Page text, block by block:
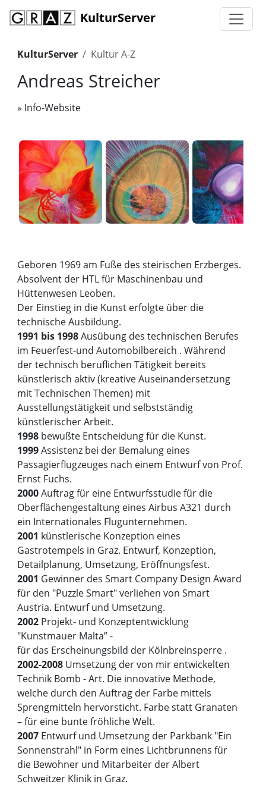
KulturServer
KulturServer Kultur A-Z
Andreas Streicher
» Info-Website
Geboren 1969 am Fuße des steirischen Erzberges.
Absolvent der HTL für Maschinenbau und
Hüttenwesen Leoben.
Der Einstieg in die Kunst erfolgte über die
technische Ausbildung.
1991 bis 1998Ausübung des technischen Berufes
im Feuerfest-und Automobilbereich . Während
der technisch beruflichen Tätigkeit bereits
künstlerisch aktiv (kreative Auseinandersetzung
mit Technischen Themen) mit
Ausstellungstätigkeit und selbstständig
künstlerischer Arbeit.
1998 bewußte Entscheidung für die Kunst.
1999Assistenz bei der Bemalung eines
Passagierflugzeuges nach einem Entwurf von Prof.
Ernst Fuchs.
2000Auftrag für eine Entwurfsstudie für die
Oberflächengestaltung eines Airbus A321 durch
ein Internationales Flugunternehmen.
2001 künstlerische Konzeption eines
Gastrotempels in Graz. Entwurf, Konzeption,
Detailplanung, Umsetzung, Eröffnungsfest.
2001 Gewinner des Smart Company Design Award
für den "Puzzle Smart" verliehen von Smart
Austria. Entwurf und Umsetzung.
2002 Projekt- und Konzeptentwicklung
"Kunstmauer Malta” -
für das Erscheinungsbild der Kölnbreinsperre .
2002-2008 Umsetzung der von mir entwickelten
Technik Bomb - Art. Die innovative Methode,
welche durch den Auftrag der Farbe mittels
Sprengmitteln hervorsticht. Farbe statt Granaten
– für eine bunte fröhliche Welt.
2007 Entwurf und Umsetzung der Parkbank "Ein
Sonnenstrahl" in Form eines Lichtbrunnens für
die Bewohner und Mitarbeiter der Albert
Schweitzer Klinik in Graz.